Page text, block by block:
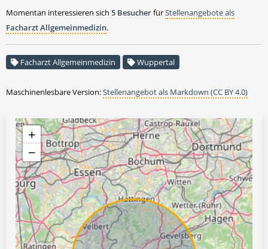
Momentan interessieren sich 5 BesucherfürStellenangebote als
Facharzt Allgemeinmedizin.
Facharzt Allgemeinmedizin Wuppertal
Maschinenlesbare Version:Stellenangebot als Markdown (CC BY 4.0)
+
−